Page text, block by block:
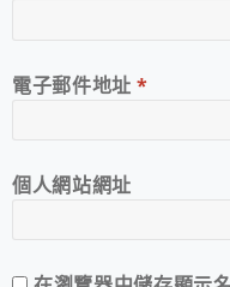
電子郵件地址*
個人網站網址